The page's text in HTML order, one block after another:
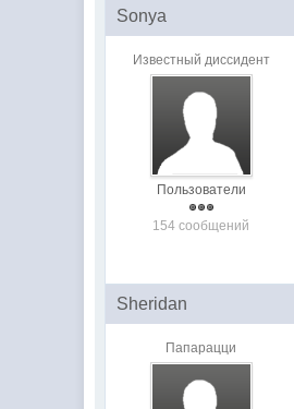
Sonya
Известный диссидент
Пользователи
154 сообщений
Sheridan
Папарацци